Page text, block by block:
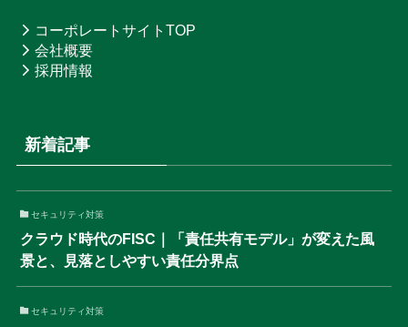
コーポレートサイトTOP
会社概要
採用情報
新着記事
セキュリティ対策
クラウド時代のFISC｜「責任共有モデル」が変えた風
景と、見落としやすい責任分界点
セキュリティ対策